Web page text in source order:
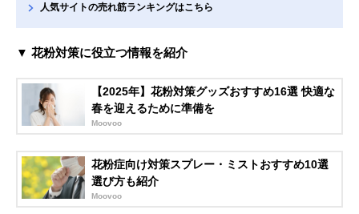
人気サイトの売れ筋ランキングはこちら
▼ 花粉対策に役立つ情報を紹介
【2025年】花粉対策グッズおすすめ16選 快適な
春を迎えるために準備を
Moovoo
花粉症向け対策スプレー・ミストおすすめ10選
選び方も紹介
Moovoo